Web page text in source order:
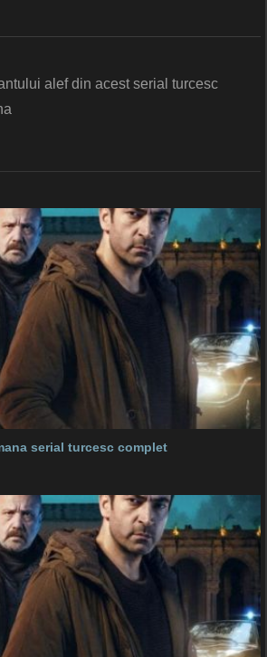
alef din acest serial turcesc
serial turcesc complet